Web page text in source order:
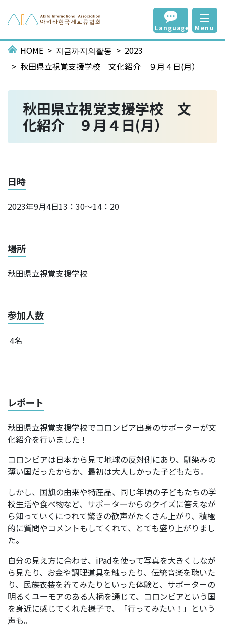
Language Menu
HOME 지금까지의활동
2023
秋田県立視覚支援学校 文化紹介 ９月４日(月）
秋田県立視覚支援学校 文
化紹介 ９月４日(月）
日時
2023年9月4日13：30～14：20
場所
秋田県立視覚支援学校
参加人数
4名
レポート
秋田県立視覚支援学校でコロンビア出身のサポーターが文
化紹介を行いました！
コロンビアは日本から見て地球の反対側にあり、馴染みの
薄い国だったからか、最初は大人しかった子どもたち。
しかし、国旗の由来や特産品、同じ年頃の子どもたちの学
校生活や食べ物など、サポーターからのクイズに答えなが
ら知っていくにつれて驚きの歓声がたくさん上がり、積極
的に質問やコメントもしてくれて、とても盛り上がりまし
た。
自分の見え方に合わせ、iPadを使って写真を大きくしなが
ら見たり、お金や調理道具を触ったり、伝統音楽を聴いた
り、民族衣装を着てみたりといった体験と、サポーターの
明るくユーモアのある人柄を通じて、コロンビアという国
を身近に感じてくれた様子で、「行ってみたい！」という
声も。